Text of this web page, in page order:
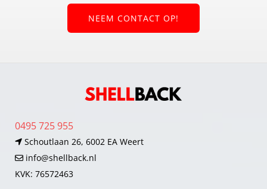
NEEM CONTACT OP!
0495 725 955
Schoutlaan 26, 6002 EA Weert
info@shellback.nl
KVK: 76572463